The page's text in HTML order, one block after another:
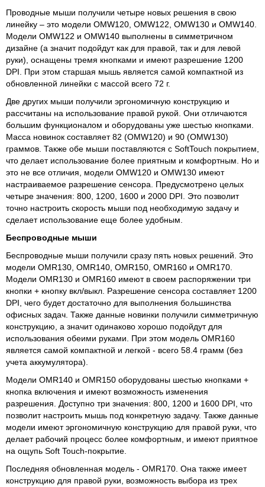
Проводные мыши получили четыре новых решения в свою
линейку – это модели OMW120, OMW122, OMW130 и OMW140.
Модели OMW122 и OMW140 выполнены в симметричном
дизайне (а значит подойдут как для правой, так и для левой
руки), оснащены тремя кнопками и имеют разрешение 1200
DPI. При этом старшая мышь является самой компактной из
обновленной линейки с массой всего 72 г.
Две других мыши получили эргономичную конструкцию и
рассчитаны на использование правой рукой. Они отличаются
большим функционалом и оборудованы уже шестью кнопками.
Масса новинок составляет 82 (OMW120) и 90 (OMW130)
граммов. Также обе мыши поставляются с SoftTouch покрытием,
что делает использование более приятным и комфортным. Но и
это не все отличия, модели OMW120 и OMW130 имеют
настраиваемое разрешение сенсора. Предусмотрено целых
четыре значения: 800, 1200, 1600 и 2000 DPI. Это позволит
точно настроить скорость мыши под необходимую задачу и
сделает использование еще более удобным.
Беспроводные мыши
Беспроводные мыши получили сразу пять новых решений. Это
модели OMR130, OMR140, OMR150, OMR160 и OMR170.
Модели OMR130 и OMR160 имеют в своем распоряжении три
кнопки + кнопку вкл/выкл. Разрешение сенсора составляет 1200
DPI, чего будет достаточно для выполнения большинства
офисных задач. Также данные новинки получили симметричную
конструкцию, а значит одинаково хорошо подойдут для
использования обеими руками. При этом модель OMR160
является самой компактной и легкой - всего 58.4 грамм (без
учета аккумулятора).
Модели OMR140 и OMR150 оборудованы шестью кнопками +
кнопка включения и имеют возможность изменения
разрешения. Доступно три значения: 800, 1200 и 1600 DPI, что
позволит настроить мышь под конкретную задачу. Также данные
модели имеют эргономичную конструкцию для правой руки, что
делает рабочий процесс более комфортным, и имеют приятное
на ощупь Soft Touch-покрытие.
Последняя обновленная модель - OMR170. Она также имеет
конструкцию для правой руки, возможность выбора из трех